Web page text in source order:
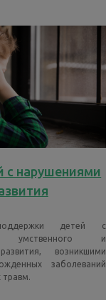
с нарушениями
детей с
умственного и
возникшими
заболеваний
травм.